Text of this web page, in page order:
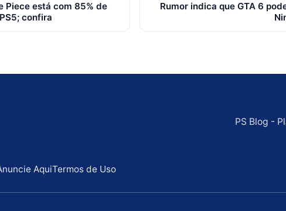
Piece está com 85% de
confira
Rumor indica que GTA 6
PS Blog -
AquiTermos de Uso